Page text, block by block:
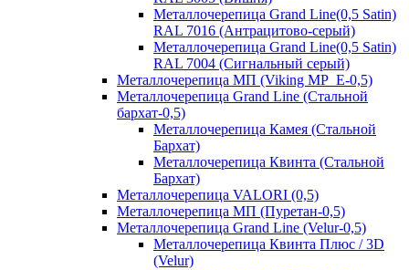
Металлочерепица Grand Line(0,5 Satin)
RAL 7016 (Антрацитово-серый)
Металлочерепица Grand Line(0,5 Satin)
RAL 7004 (Сигнальный серый)
Металлочерепица МП (Viking MP_E-0,5)
Металлочерепица Grand Line (Стальной
бархат-0,5)
Металлочерепица Камея (Стальной
Бархат)
Металлочерепица Квинта (Стальной
Бархат)
Металлочерепица VALORI (0,5)
Металлочерепица МП (Пуретан-0,5)
Металлочерепица Grand Line (Velur-0,5)
Металлочерепица Квинта Плюс / 3D
(Velur)